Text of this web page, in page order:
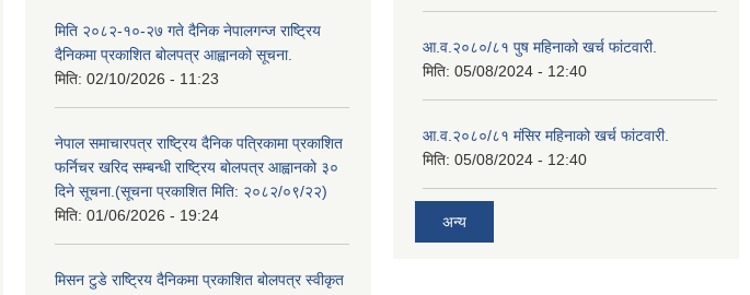
मिति २०८२-१०-२७ गते दैनिक नेपालगन्ज राष्ट्रिय
दैनिकमा प्रकाशित बोलपत्र आह्वानको सूचना.
मिति: 02/10/2026 - 11:23
नेपाल समाचारपत्र राष्ट्रिय दैनिक पत्रिकामा प्रकाशित
फर्निचर खरिद सम्बन्धी राष्ट्रिय बोलपत्र आह्वानको ३०
दिने सूचना.(सूचना प्रकाशित मिति: २०८२/०९/२२)
मिति: 01/06/2026 - 19:24
मिसन टुडे राष्ट्रिय दैनिकमा प्रकाशित बोलपत्र स्वीकृत
आ.व.२०८०/८१ पुष महिनाको खर्च फांटवारी.
मिति: 05/08/2024 - 12:40
आ.व.२०८०/८१ मंसिर महिनाको खर्च फांटवारी.
मिति: 05/08/2024 - 12:40
अन्य